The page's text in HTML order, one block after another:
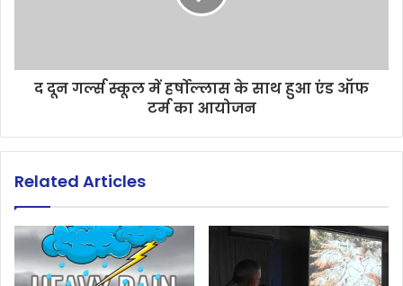
द दून गर्ल्स स्कूल में हर्षोल्लास के साथ हुआ एंड ऑफ
टर्म का आयोजन
Related Articles